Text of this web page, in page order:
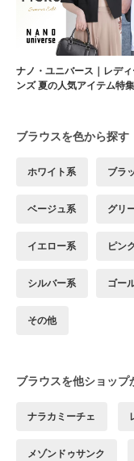
ナノ・ユニバース｜レデ
ンズ 夏の人気アイテム特集
ブラウスを色から探す
ホワイト系 ブラ
ベージュ系 グリ
イエロー系 ピン
シルバー系 ゴー
その他
ブラウスを他ショップ
ナラカミーチェ
メゾンドゥサンク